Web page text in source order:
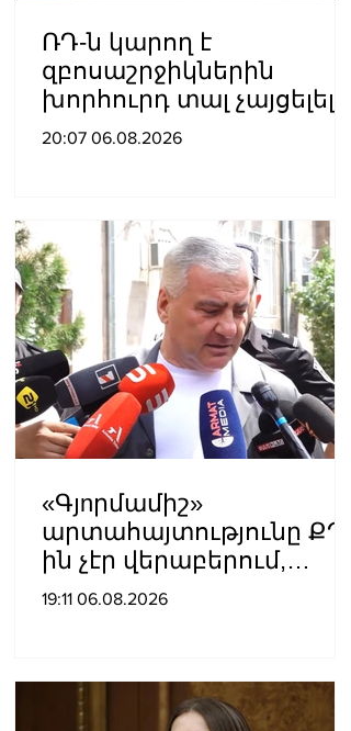
ՌԴ-ն կարող է
զբոսաշրջիկներին
խորհուրդ տալ չայցելել
Հայաստան՝
Մատվիենկո
20:07 06.08.2026
«Գյnրմամիշ»
արտահայտությունը ՔՊ-
ին չէր վերաբերում,
ինձնից բիզնես
Կարապետյան
19:11 06.08.2026